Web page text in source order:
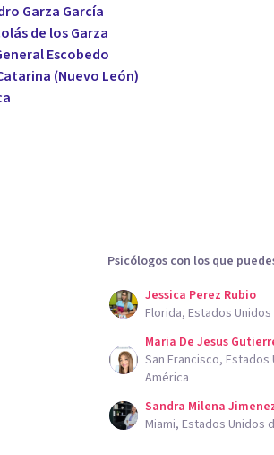
Garza García
de los Garza
Escobedo
(Nuevo León)
Psicólogos con los que
Jessica Perez Rubio
Florida, Estados
Maria De Jesus
San Francisco, Estados
América
Sandra Milena
Miami, Estados Unidos